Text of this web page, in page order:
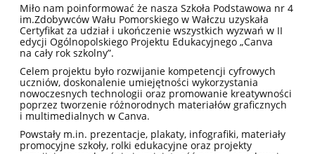
Miło nam poinformować że nasza Szkoła Podstawowa nr 4
im.Zdobywców Wału Pomorskiego w Wałczu uzyskała
Certyfikat za udział i ukończenie wszystkich wyzwań w II
edycji Ogólnopolskiego Projektu Edukacyjnego „Canva
na cały rok szkolny”.
Celem projektu było rozwijanie kompetencji cyfrowych
uczniów, doskonalenie umiejętności wykorzystania
nowoczesnych technologii oraz promowanie kreatywności
poprzez tworzenie różnorodnych materiałów graficznych
i multimedialnych w Canva.
Powstały m.in. prezentacje, plakaty, infografiki, materiały
promocyjne szkoły, rolki edukacyjne oraz projekty